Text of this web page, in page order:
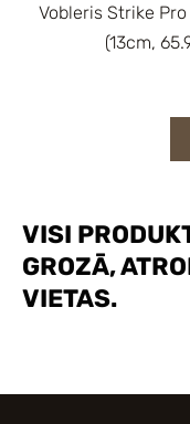
VISI
GROZĀ,
VIETAS.
Vobleris Strike
(13cm,